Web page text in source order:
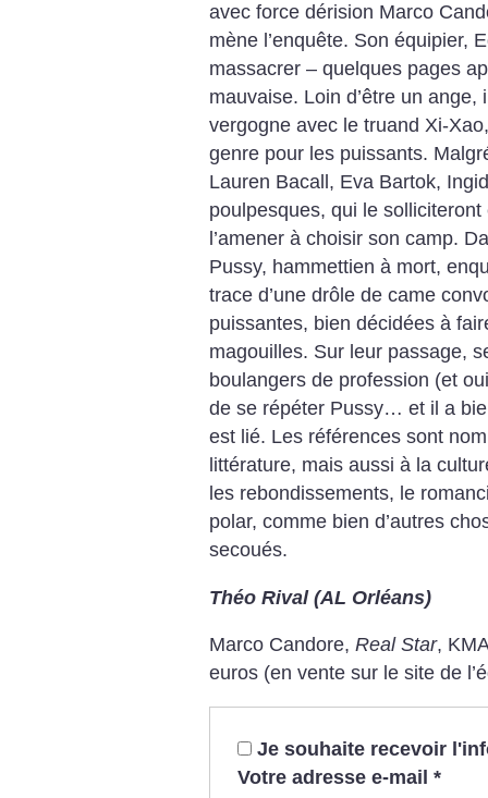
avec force dérision Marco
mène l’enquête. Son équipier,
massacrer – quelques pages
mauvaise. Loin d’être un ange,
vergogne avec le truand Xi-
genre pour les puissants.
Lauren Bacall, Eva Bartok,
poulpesques, qui le solliciteront
l’amener à choisir son camp.
Pussy, hammettien à mort,
trace d’une drôle de came
puissantes, bien décidées à
magouilles. Sur leur passage,
boulangers de profession (et
de se répéter Pussy… et il a
est lié. Les références sont
littérature, mais aussi à la
les rebondissements, le
polar, comme bien d’autres
secoués.
Théo Rival (AL Orléans)
Marco Candore, Real Star,
euros (en vente sur le site de
Je souhaite recevoir
Votre adresse e-mail *